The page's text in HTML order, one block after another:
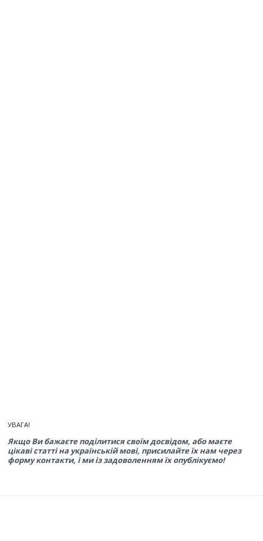
УВАГА!
Якщо Ви бажаєте поділитися своїм досвідом, або маєте
цікаві статті на українській мові, присилайте їх нам через
форму контакти, і ми із задоволенням їх опублікуємо!